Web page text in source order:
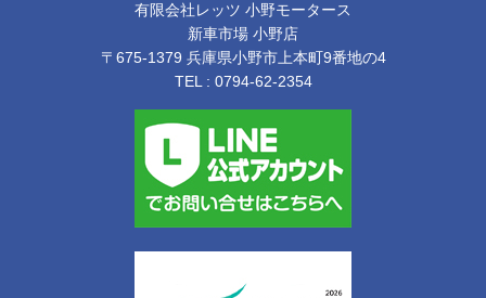
有限会社レッツ 小野モータース
新車市場 小野店
〒675-1379 兵庫県小野市上本町9番地の4
TEL : 0794-62-2354